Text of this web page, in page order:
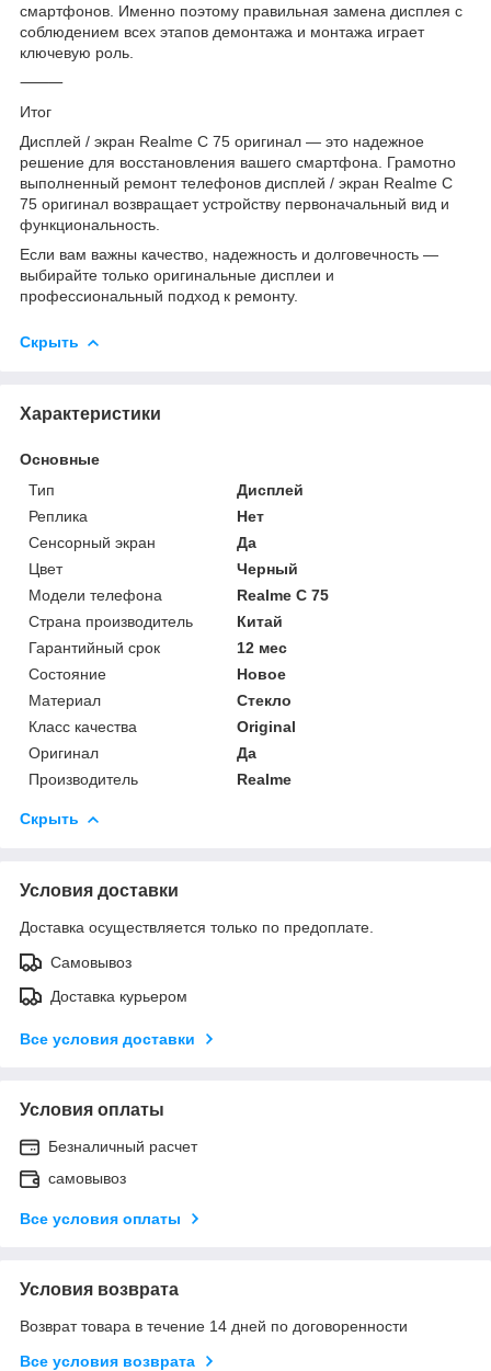
смартфонов. Именно поэтому правильная замена дисплея с
соблюдением всех этапов демонтажа и монтажа играет
ключевую роль.
⸻
Итог
Дисплей / экран Realme C 75 оригинал — это надежное
решение для восстановления вашего смартфона. Грамотно
выполненный ремонт телефонов дисплей / экран Realme C
75 оригинал возвращает устройству первоначальный вид и
функциональность.
Если вам важны качество, надежность и долговечность —
выбирайте только оригинальные дисплеи и
профессиональный подход к ремонту.
Скрыть
Характеристики
Основные
Тип
Дисплей
Реплика
Нет
Сенсорный экран
Да
Цвет
Черный
Модели телефона
Realme C 75
Страна производитель
Китай
Гарантийный срок
12 мес
Состояние
Новое
Материал
Стекло
Класс качества
Original
Оригинал
Да
Производитель
Realme
Скрыть
Условия доставки
Доставка осуществляется только по предоплате.
Самовывоз
Доставка курьером
Все условия доставки
Условия оплаты
Безналичный расчет
самовывоз
Все условия оплаты
Условия возврата
Возврат товара в течение 14 дней по договоренности
Все условия возврата